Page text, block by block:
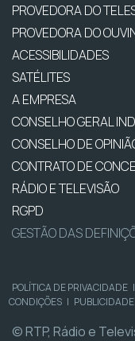
PROVEDORA DO
PROVEDORA DO
ACESSIBILIDADES
SATÉLITES
A EMPRESA
CONSELHO GERAL
CONSELHO DE
CONTRATO DE
RÁDIO E TELEVISÃO
RGPD
GESTÃO DAS
POLÍTICA DE PRIVACIDADE |
CONDIÇÕES | PUBLICIDADE
© RTP, Rádio e